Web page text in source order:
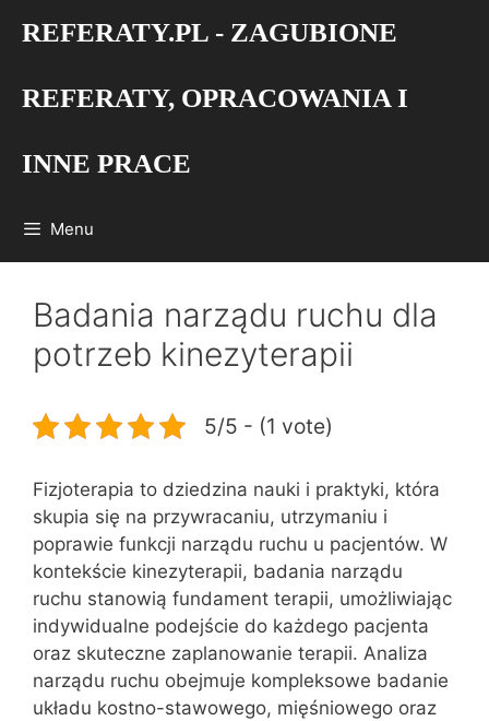
REFERATY.PL - ZAGUBIONE
REFERATY, OPRACOWANIA I
INNE PRACE
Menu
Badania narządu ruchu dla
potrzeb kinezyterapii
5/5 - (1 vote)
Fizjoterapia to dziedzina nauki i praktyki, która
skupia się na przywracaniu, utrzymaniu i
poprawie funkcji narządu ruchu u pacjentów. W
kontekście kinezyterapii, badania narządu
ruchu stanowią fundament terapii, umożliwiając
indywidualne podejście do każdego pacjenta
oraz skuteczne zaplanowanie terapii. Analiza
narządu ruchu obejmuje kompleksowe badanie
układu kostno-stawowego, mięśniowego oraz